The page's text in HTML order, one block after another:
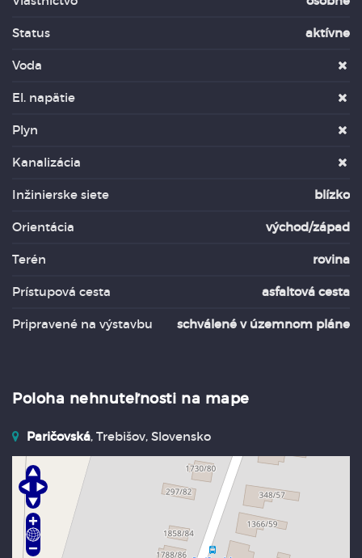
Status aktívne
Voda
El. napätie
Plyn
Kanalizácia
Inžinierske siete blízko
Orientácia východ/západ
Terén rovina
Prístupová cesta asfaltová cesta
Pripravené na výstavbu schválené v územnom pláne
Poloha nehnuteľnosti na mape
Paričovská, Trebišov, Slovensko